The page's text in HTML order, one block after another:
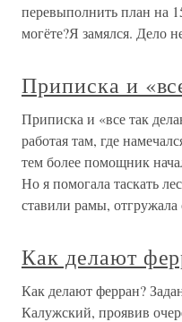
перевыполнить план на
могёте?Я замялся. Дело
Приписка и
Приписка и «все так
работая там, где
тем более помощник
Но я помогала таскать
ставили рамы, отгружала
Как делают
Как делают ферран?
Калужский, проявив